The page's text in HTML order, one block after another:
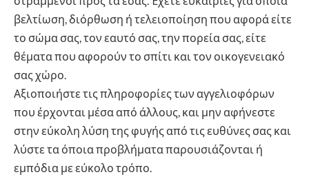
βελτίωση, διόρθωση ή τελειοποίηση που αφορά είτε
το σώμα σας, τον εαυτό σας, την πορεία σας, είτε
θέματα που αφορούν το σπίτι και τον οικογενειακό
σας χώρο.
Αξιοποιήστε τις πληροφορίες των αγγελιοφόρων
που έρχονται μέσα από άλλους, και μην αφήνεστε
στην εύκολη λύση της φυγής από τις ευθύνες σας και
λύστε τα όποια προβλήματα παρουσιάζονται ή
εμπόδια με εύκολο τρόπο.